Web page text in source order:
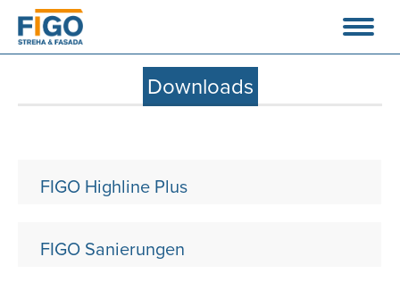
Downloads
FIGO Highline Plus
FIGO Sanierungen